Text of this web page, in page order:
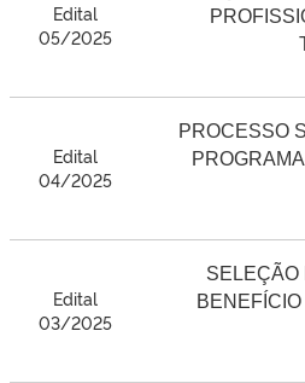
Edital
05/2025
Edital
04/2025
PROCESSO
Edital
03/2025
SELEÇÃO